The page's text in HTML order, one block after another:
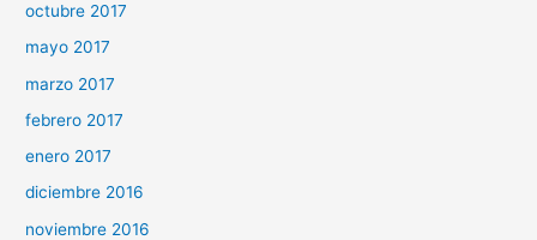
octubre 2017
mayo 2017
marzo 2017
febrero 2017
enero 2017
diciembre 2016
noviembre 2016